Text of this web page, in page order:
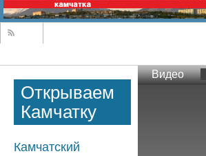
Открываем
Камчатку
Камчатский
Видео